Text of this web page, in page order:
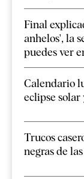
Final
anhelos', la
puedes ver
Calendario
eclipse solar
Trucos
negras de